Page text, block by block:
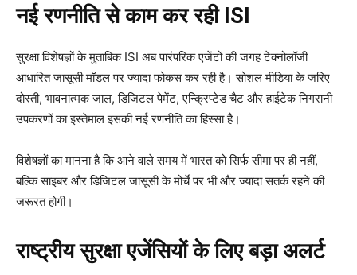
नई रणनीति से काम कर रही ISI
सुरक्षा विशेषज्ञों के मुताबिक ISI अब पारंपरिक एजेंटों की जगह टेक्नोलॉजी
आधारित जासूसी मॉडल पर ज्यादा फोकस कर रही है। सोशल मीडिया के जरिए
दोस्ती, भावनात्मक जाल, डिजिटल पेमेंट, एन्क्रिप्टेड चैट और हाईटेक निगरानी
उपकरणों का इस्तेमाल इसकी नई रणनीति का हिस्सा है।
विशेषज्ञों का मानना है कि आने वाले समय में भारत को सिर्फ सीमा पर ही नहीं,
बल्कि साइबर और डिजिटल जासूसी के मोर्चे पर भी और ज्यादा सतर्क रहने की
जरूरत होगी।
राष्ट्रीय सुरक्षा एजेंसियों के लिए बड़ा अलर्ट